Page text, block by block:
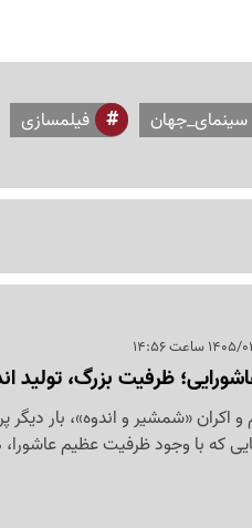
سینمای_جهان فیلمسازی
ظرفیت بزرگ، تولید
و اکران «شمشیر و اندوه»، بار
که با وجود ظرفیت عظیم عاشورا،